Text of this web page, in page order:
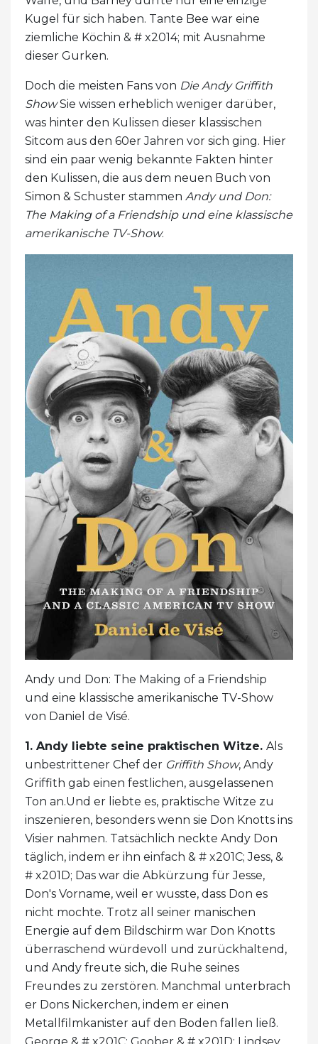
Kugel für sich haben. Tante Bee war eine
ziemliche Köchin & # x2014; mit Ausnahme
dieser Gurken.
Doch die meisten Fans von Die Andy Griffith
ShowSie wissen erheblich weniger darüber,
was hinter den Kulissen dieser klassischen
Sitcom aus den 60er Jahren vor sich ging. Hier
sind ein paar wenig bekannte Fakten hinter
den Kulissen, die aus dem neuen Buch von
Simon & Schuster stammen Andy und Don:
The Making of a Friendship und eine klassische
amerikanische TV-Show.
Andy und Don: The Making of a Friendship
und eine klassische amerikanische TV-Show
von Daniel de Visé.
1. Andy liebte seine praktischen Witze. Als
unbestrittener Chef der Griffith Show, Andy
Griffith gab einen festlichen, ausgelassenen
Ton an.Und er liebte es, praktische Witze zu
inszenieren, besonders wenn sie Don Knotts ins
Visier nahmen. Tatsächlich neckte Andy Don
täglich, indem er ihn einfach & # x201C; Jess, &
# x201D; Das war die Abkürzung für Jesse,
Don's Vorname, weil er wusste, dass Don es
nicht mochte. Trotz all seiner manischen
Energie auf dem Bildschirm war Don Knotts
überraschend würdevoll und zurückhaltend,
und Andy freute sich, die Ruhe seines
Freundes zu zerstören. Manchmal unterbrach
er Dons Nickerchen, indem er einen
Metallfilmkanister auf den Boden fallen ließ.